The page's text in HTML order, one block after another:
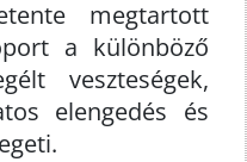
megtartott
a különböző
veszteségek,
elengedés és